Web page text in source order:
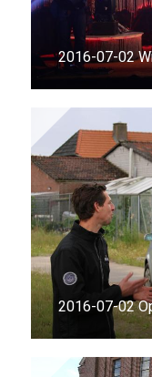
2016-07-02
2016-07-02